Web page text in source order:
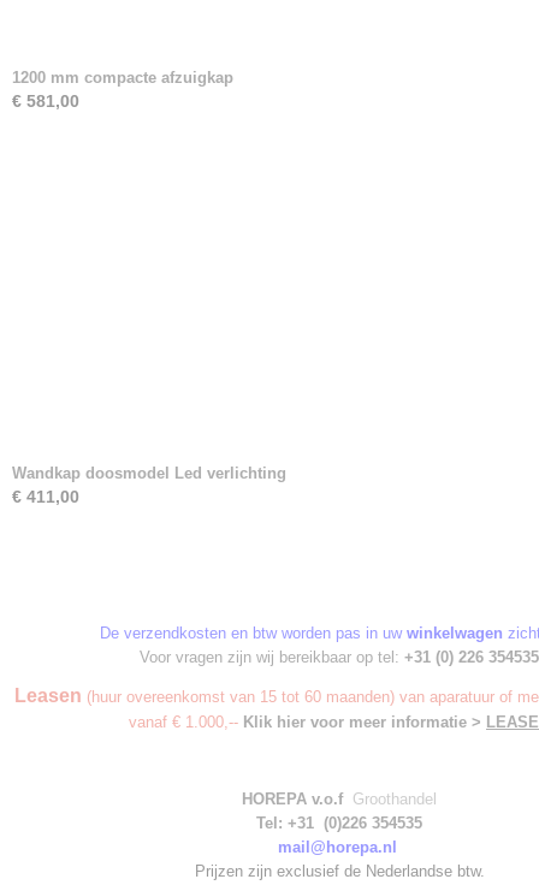
1200 mm compacte afzuigkap
€ 581,00
Wandkap doosmodel Led verlichting
€ 411,00
De verzendkosten en btw worden pas in uw winkelwagen
Voor vragen zijn wij bereikbaar op tel: +31 (0) 226 354535
Leasen (huur overeenkomst van 15 tot 60 maanden) van aparatuur of
vanaf € 1.000,-- Klik hier voor meer informatie >
HOREPA v.o.f Groothandel
Tel: +31 (0)226 354535
mail@horepa.nl
Prijzen zijn exclusief de Nederlandse btw.